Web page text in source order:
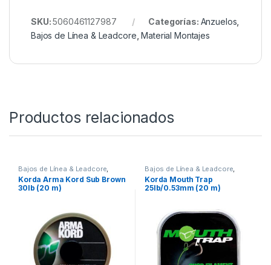
SKU:5060461127987 Categorías: Anzuelos
Bajos de Línea & Leadcore ,Material Montajes
Productos relacionados
Bajos de Línea & Leadcore
Material Montajes
Korda Arma Kord Sub Brown
30lb (20 m)
Bajos de Línea & Leadcore
Material Montajes Mono &
Fluoro
Korda Mouth Trap
25lb/0.53mm (20 m)